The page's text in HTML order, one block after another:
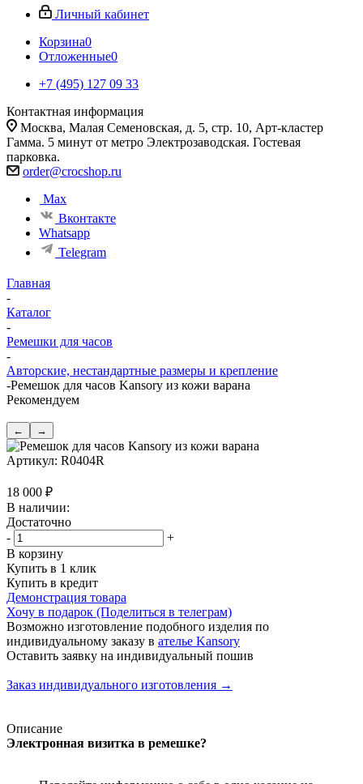
Личный кабинет
Корзина0
Отложенные0
+7 (495) 127 09 33
Контактная информация
Москва, Малая Семеновская, д. 5, стр. 10, Арт-кластер
Гамма. 5 минут от метро Электрозаводская. Гостевая
парковка.
order@crocshop.ru
Max
Вконтакте
Whatsapp
Telegram
Главная
-
Каталог
-
Ремешки для часов
-
Авторские, нестандартные размеры и крепление
-Ремешок для часов Kansory из кожи варана
Рекомендуем
← →
Артикул: R0404R
18 000 ₽
В наличии:
Достаточно
-
+
В корзину
Купить в 1 клик
Купить в кредит
Демонстрация товара
Хочу в подарок (Поделиться в телеграм)
Возможно изготовление подобного изделия по
индивидуальному заказу в ателье Kansory
Оставить заявку на индивидуальный пошив
Заказ индивидуального изготовления →
Описание
Электронная визитка в ремешке?